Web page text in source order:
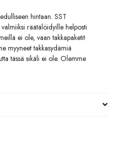
hintaan. SST
räätälöidyille helposti
ei ole, vaan takkapaketit
myyneet takkasydämiä
tässä sikäli ei ole. Olemme